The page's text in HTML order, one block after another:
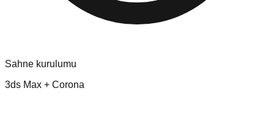
Sahne kurulumu
3ds Max + Corona